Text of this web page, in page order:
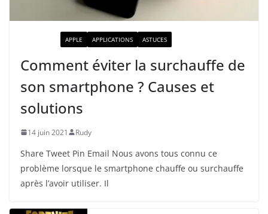
APPLE APPLICATIONS ASTUCES
Comment éviter la surchauffe de
son smartphone ? Causes et
solutions
14 juin 2021 Rudy
Share Tweet Pin Email Nous avons tous connu ce
problème lorsque le smartphone chauffe ou surchauffe
après l’avoir utiliser. Il